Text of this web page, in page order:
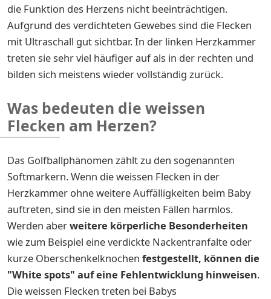
die Funktion des Herzens nicht beeinträchtigen.
Aufgrund des verdichteten Gewebes sind die Flecken
mit Ultraschall gut sichtbar. In der linken Herzkammer
treten sie sehr viel häufiger auf als in der rechten und
bilden sich meistens wieder vollständig zurück.
Was bedeuten die weissen
Flecken am Herzen?
Das Golfballphänomen zählt zu den sogenannten
Softmarkern. Wenn die weissen Flecken in der
Herzkammer ohne weitere Auffälligkeiten beim Baby
auftreten, sind sie in den meisten Fällen harmlos.
Werden aberweitere körperliche Besonderheiten
wie zum Beispiel eine verdickte Nackentranfalte oder
kurze Oberschenkelknochen festgestellt, können die
"White spots" auf eine Fehlentwicklung hinweisen.
Die weissen Flecken treten bei Babys